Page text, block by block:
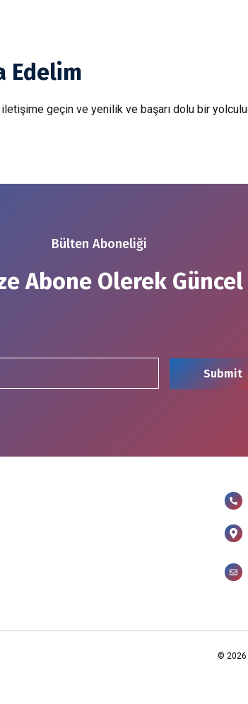
Edelim
geçin ve yenilik ve başarı dolu bir
Bülten Aboneliği
Abone Olerek Güncel
© 2026